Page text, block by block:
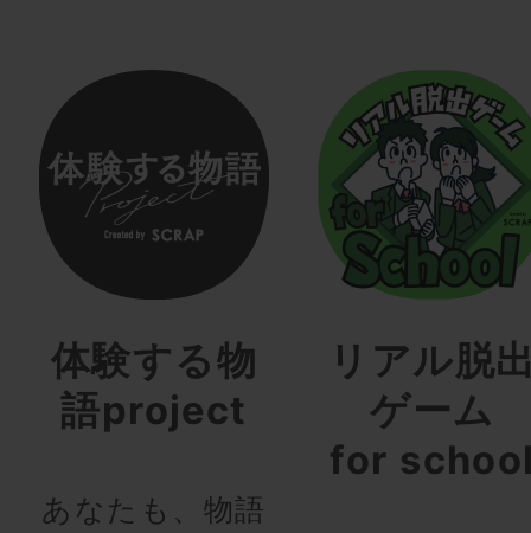
体験する物
語project
あなたも、物語
リアル脱
ゲーム
for